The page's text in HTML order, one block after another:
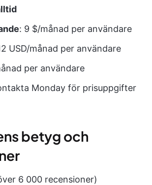
: 9 $/månad per användare
USD/månad per användare
per användare
Monday för prisuppgifter
betyg och
6 000 recensioner)